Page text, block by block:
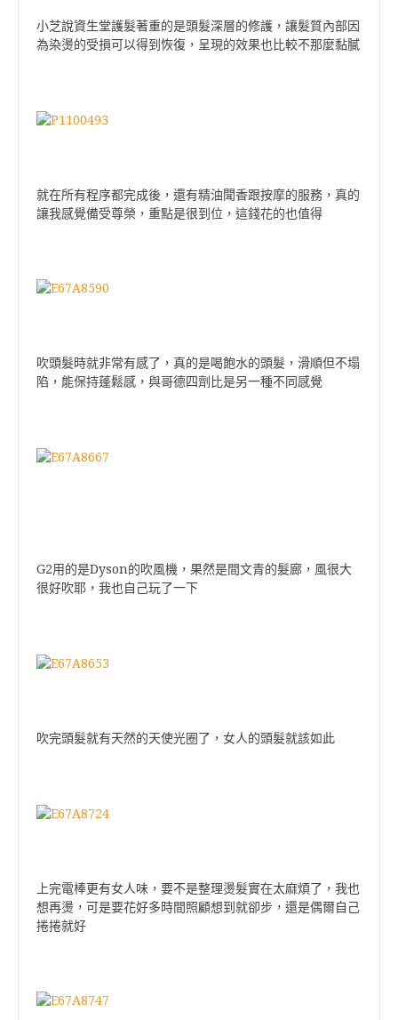
小芝說資生堂護髮著重的是頭髮深層的修護，讓髮質內部因
為染燙的受損可以得到恢復，呈現的效果也比較不那麼黏膩
就在所有程序都完成後，還有精油聞香跟按摩的服務，真的
讓我感覺備受尊榮，重點是很到位，這錢花的也值得
吹頭髮時就非常有感了，真的是喝飽水的頭髮，滑順但不塌
陷，能保持蓬鬆感，與哥德四劑比是另一種不同感覺
G2用的是Dyson的吹風機，果然是間文青的髮廊，風很大
很好吹耶，我也自己玩了一下
吹完頭髮就有天然的天使光圈了，女人的頭髮就該如此
上完電棒更有女人味，要不是整理燙髮實在太麻煩了，我也
想再燙，可是要花好多時間照顧想到就卻步，還是偶爾自己
捲捲就好